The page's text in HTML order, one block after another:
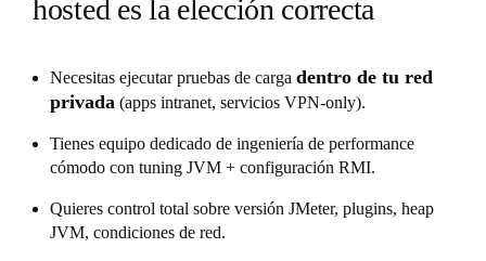
hosted es la elección correcta
Necesitas ejecutar pruebas de carga dentro de tu red
privada (apps intranet, servicios VPN-only).
Tienes equipo dedicado de ingeniería de performance
cómodo con tuning JVM + configuración RMI.
Quieres control total sobre versión JMeter, plugins, heap
JVM, condiciones de red.